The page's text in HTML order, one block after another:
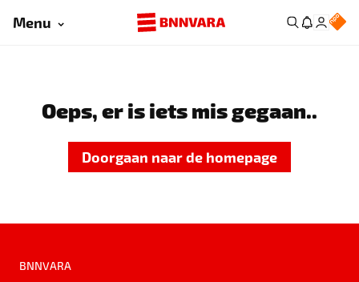
Menu
Oeps, er is iets mis gegaan..
Doorgaan naar de homepage
BNNVARA